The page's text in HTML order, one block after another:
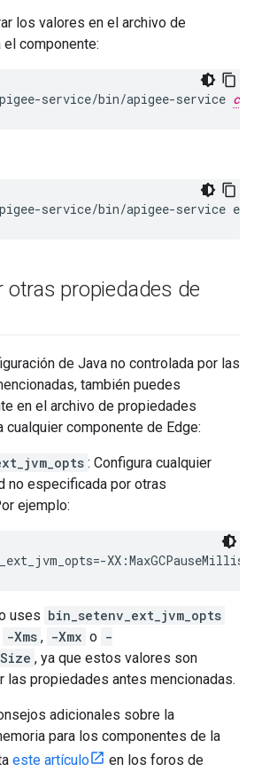
los valores en el archivo de
componente:
service/bin/apigee-service
service/bin/apigee-service
otras propiedades de
de Java no controlada por las
también puedes
en el archivo de propiedades
componente de Edge:
: Configura cualquier
no especificada por otras
ejemplo:
uses bin_setenv_ext_jvm_opts
-Xms , -Xmx o -
, ya que estos valores son
las propiedades antes mencionadas.
adicionales sobre la
para los componentes de la
este artículo
en los foros de